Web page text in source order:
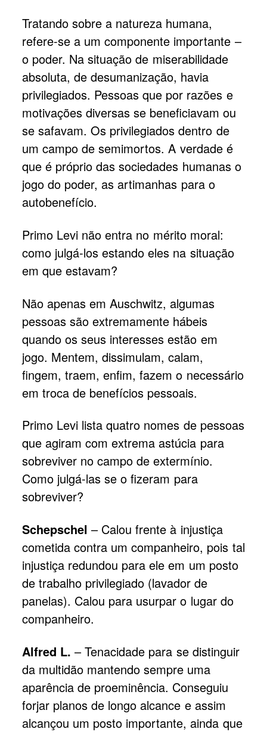
Tratando sobre a natureza humana,
refere-se a um componente importante –
o poder. Na situação de miserabilidade
absoluta, de desumanização, havia
privilegiados. Pessoas que por razões e
motivações diversas se beneficiavam ou
se safavam. Os privilegiados dentro de
um campo de semimortos. A verdade é
que é próprio das sociedades humanas o
jogo do poder, as artimanhas para o
autobenefício.
Primo Levi não entra no mérito moral:
como julgá-los estando eles na situação
em que estavam?
Não apenas em Auschwitz, algumas
pessoas são extremamente hábeis
quando os seus interesses estão em
jogo. Mentem, dissimulam, calam,
fingem, traem, enfim, fazem o necessário
em troca de benefícios pessoais.
Primo Levi lista quatro nomes de pessoas
que agiram com extrema astúcia para
sobreviver no campo de extermínio.
Como julgá-las se o fizeram para
sobreviver?
Schepschel – Calou frente à injustiça
cometida contra um companheiro, pois tal
injustiça redundou para ele em um posto
de trabalho privilegiado (lavador de
panelas). Calou para usurpar o lugar do
companheiro.
Alfred L. – Tenacidade para se distinguir
da multidão mantendo sempre uma
aparência de proeminência. Conseguiu
forjar planos de longo alcance e assim
alcançou um posto importante, ainda que